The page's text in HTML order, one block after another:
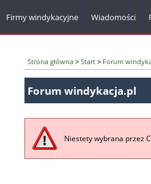
Firmy windykacyjne Wiadomości
Strona główna > Start > Forum
Forum windykacja.pl
Niestety wybrana przez